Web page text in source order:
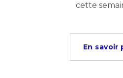
cette
En savoir